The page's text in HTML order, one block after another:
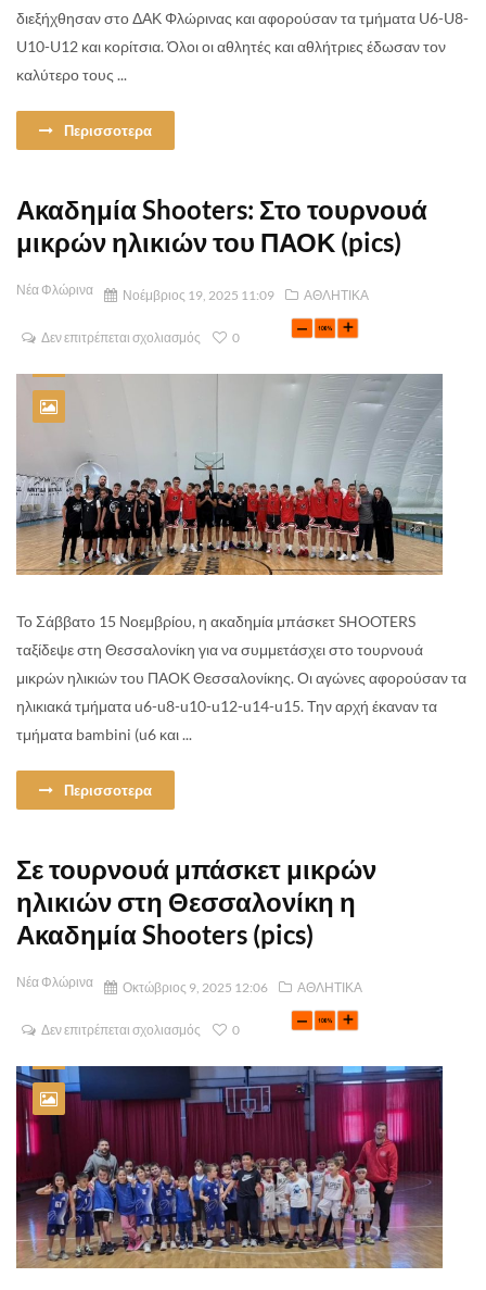
διεξήχθησαν στο ΔΑΚ Φλώρινας και αφορούσαν τα τμήματα U6-U8-
U10-U12 και κορίτσια. Όλοι οι αθλητές και αθλήτριες έδωσαν τον
καλύτερο τους ...
Περισσοτερα
Ακαδημία Shooters: Στο τουρνουά
μικρών ηλικιών του ΠΑΟΚ (pics)
Νέα Φλώρινα Νοέμβριος 19, 2025 11:09 ΑΘΛΗΤΙΚΑ
Δεν επιτρέπεται σχολιασμός 0
Το Σάββατο 15 Νοεμβρίου, η ακαδημία μπάσκετ SHOOTERS
ταξίδεψε στη Θεσσαλονίκη για να συμμετάσχει στο τουρνουά
μικρών ηλικιών του ΠΑΟΚ Θεσσαλονίκης. Οι αγώνες αφορούσαν τα
ηλικιακά τμήματα u6-u8-u10-u12-u14-u15. Την αρχή έκαναν τα
τμήματα bambini (u6 και ...
Περισσοτερα
Σε τουρνουά μπάσκετ μικρών
ηλικιών στη Θεσσαλονίκη η
Ακαδημία Shooters (pics)
Νέα Φλώρινα Οκτώβριος 9, 2025 12:06 ΑΘΛΗΤΙΚΑ
Δεν επιτρέπεται σχολιασμός 0